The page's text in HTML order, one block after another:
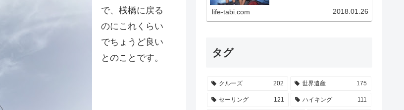
で、桟橋に戻る
のにこれくらい
でちょうど良い
とのことです。
ト、ユニバーサル・スタジオなど
life-tabi.com 2018.01.26
タグ
クルーズ 202 世界遺産 175
セーリング 121 ハイキング 111